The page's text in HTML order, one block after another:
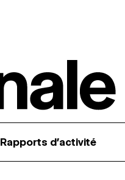
Rapports d’activité